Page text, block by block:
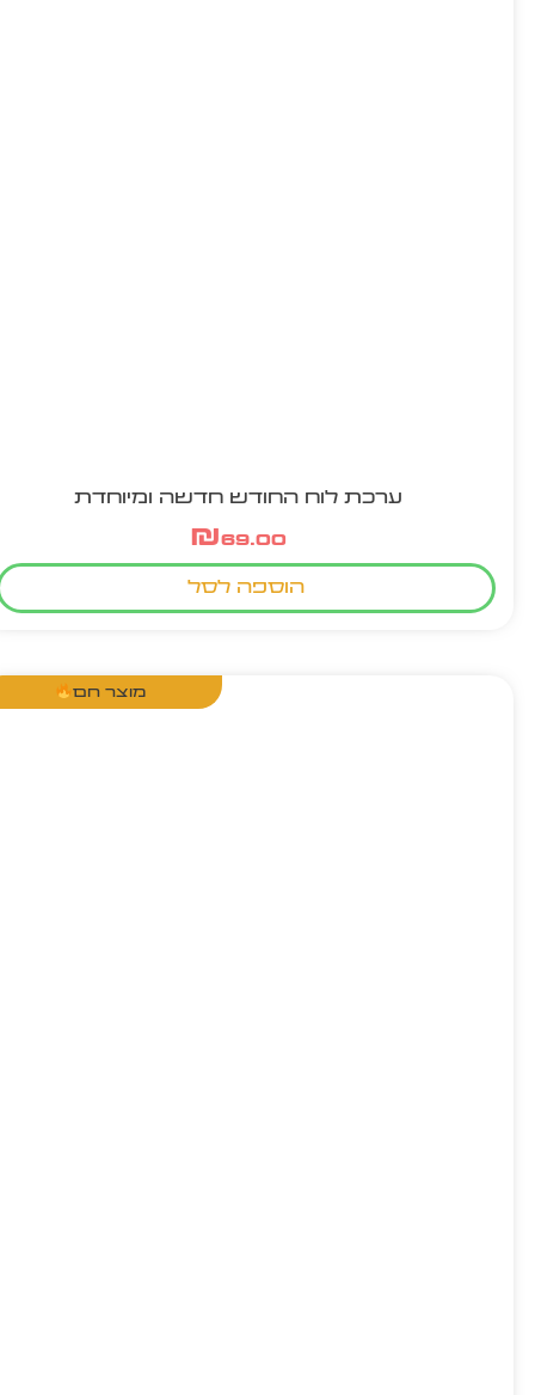
ערכת לוח החודש חדשה ומיוחדת
₪69.00
הוספה לסל
מוצר חם